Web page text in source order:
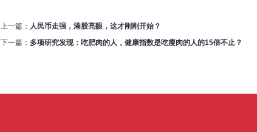
上一篇： 人民币走强，港股亮眼，这才刚刚开始？
下一篇： 多项研究发现：吃肥肉的人，健康指数是吃瘦肉的人的15倍不止？